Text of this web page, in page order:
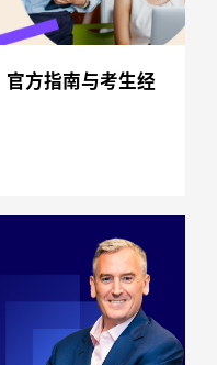
官方指南与考生经